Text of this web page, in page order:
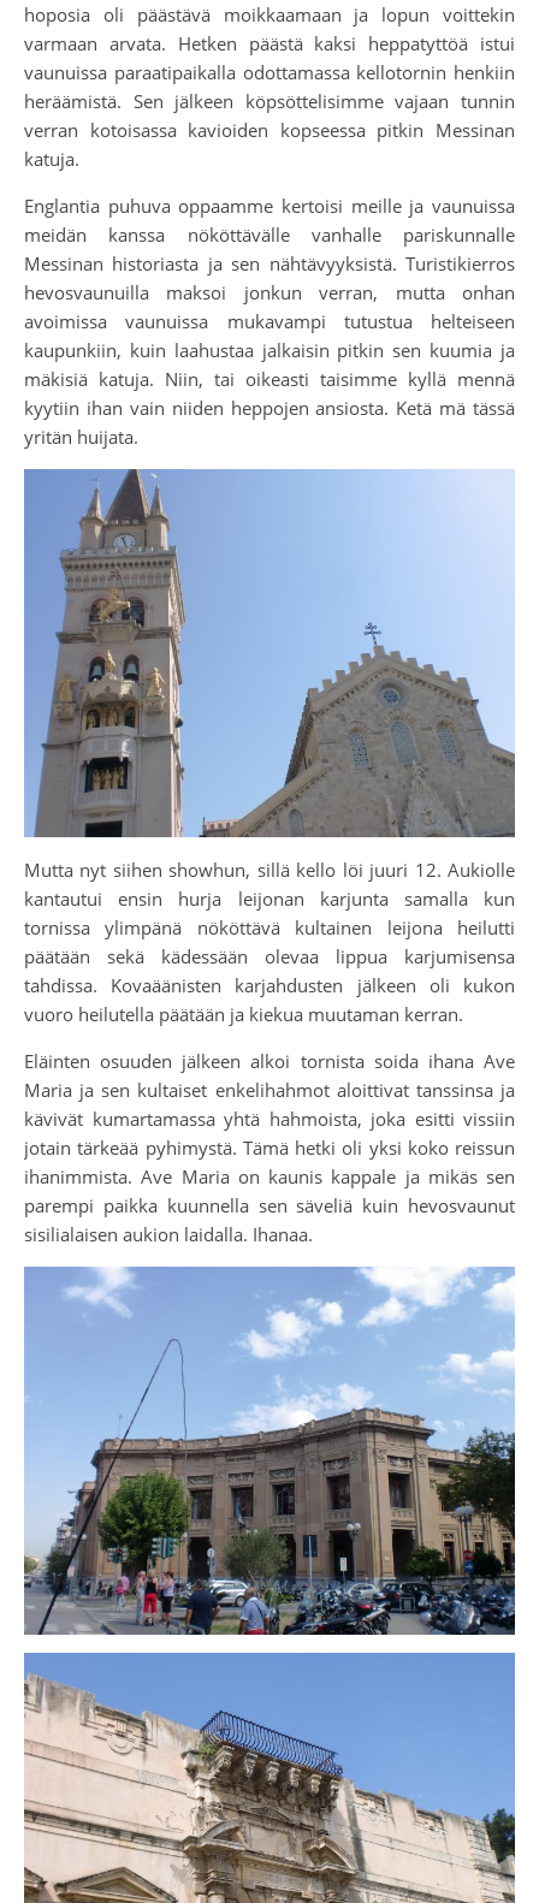
hoposia oli päästävä moikkaamaan ja lopun voittekin
varmaan arvata. Hetken päästä kaksi heppatyttöä istui
vaunuissa paraatipaikalla odottamassa kellotornin henkiin
heräämistä. Sen jälkeen köpsöttelisimme vajaan tunnin
verran kotoisassa kavioiden kopseessa pitkin Messinan
katuja.
Englantia puhuva oppaamme kertoisi meille ja vaunuissa
meidän kanssa nököttävälle vanhalle pariskunnalle
Messinan historiasta ja sen nähtävyyksistä. Turistikierros
hevosvaunuilla maksoi jonkun verran, mutta onhan
avoimissa vaunuissa mukavampi tutustua helteiseen
kaupunkiin, kuin laahustaa jalkaisin pitkin sen kuumia ja
mäkisiä katuja. Niin, tai oikeasti taisimme kyllä mennä
kyytiin ihan vain niiden heppojen ansiosta. Ketä mä tässä
yritän huijata.
Mutta nyt siihen showhun, sillä kello löi juuri 12. Aukiolle
kantautui ensin hurja leijonan karjunta samalla kun
tornissa ylimpänä nököttävä kultainen leijona heilutti
päätään sekä kädessään olevaa lippua karjumisensa
tahdissa. Kovaäänisten karjahdusten jälkeen oli kukon
vuoro heilutella päätään ja kiekua muutaman kerran.
Eläinten osuuden jälkeen alkoi tornista soida ihana Ave
Maria ja sen kultaiset enkelihahmot aloittivat tanssinsa ja
kävivät kumartamassa yhtä hahmoista, joka esitti vissiin
jotain tärkeää pyhimystä. Tämä hetki oli yksi koko reissun
ihanimmista. Ave Maria on kaunis kappale ja mikäs sen
parempi paikka kuunnella sen säveliä kuin hevosvaunut
sisilialaisen aukion laidalla. Ihanaa.